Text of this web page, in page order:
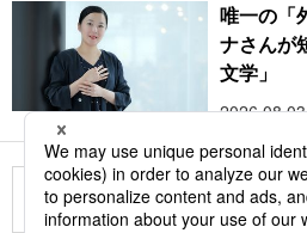
唯一の「
ナさんが
文学」
2026.08.03
もっと見る